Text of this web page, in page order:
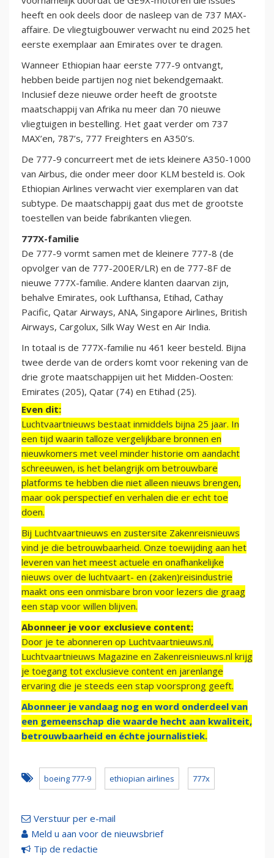
heeft en ook deels door de nasleep van de 737 MAX-
affaire. De vliegtuigbouwer verwacht nu eind 2025 het
eerste exemplaar aan Emirates over te dragen.
Wanneer Ethiopian haar eerste 777-9 ontvangt,
hebben beide partijen nog niet bekendgemaakt.
Inclusief deze nieuwe order heeft de grootste
maatschappij van Afrika nu meer dan 70 nieuwe
vliegtuigen in bestelling. Het gaat verder om 737
MAX’en, 787’s, 777 Freighters en A350’s.
De 777-9 concurreert met de iets kleinere A350-1000
van Airbus, die onder meer door KLM besteld is. Ook
Ethiopian Airlines verwacht vier exemplaren van dat
subtype. De maatschappij gaat dus met de grootste
toestellen van beide fabrikanten vliegen.
777X-familie
De 777-9 vormt samen met de kleinere 777-8 (de
opvolger van de 777-200ER/LR) en de 777-8F de
nieuwe 777X-familie. Andere klanten daarvan zijn,
behalve Emirates, ook Lufthansa, Etihad, Cathay
Pacific, Qatar Airways, ANA, Singapore Airlines, British
Airways, Cargolux, Silk Way West en Air India.
In totaal is de 777X-familie nu 461 keer besteld. Bijna
twee derde van de orders komt voor rekening van de
drie grote maatschappijen uit het Midden-Oosten:
Emirates (205), Qatar (74) en Etihad (25).
Even dit:
Luchtvaartnieuws bestaat inmiddels bijna 25 jaar. In
een tijd waarin talloze vergelijkbare bronnen en
nieuwkomers met veel minder historie om aandacht
schreeuwen, is het belangrijk om betrouwbare
platforms te hebben die niet alleen nieuws brengen,
maar ook perspectief en verhalen die er echt toe
doen.
Bij Luchtvaartnieuws en zustersite Zakenreisnieuws
vind je die betrouwbaarheid. Onze toewijding aan het
leveren van het meest actuele en onafhankelijke
nieuws over de luchtvaart- en (zaken)reisindustrie
maakt ons een onmisbare bron voor lezers die graag
een stap voor willen blijven.
Abonneer je voor exclusieve content:
Door je te abonneren op Luchtvaartnieuws.nl,
Luchtvaartnieuws Magazine en Zakenreisnieuws.nl krijg
je toegang tot exclusieve content en jarenlange
ervaring die je steeds een stap voorsprong geeft.
Abonneer je vandaag nog en word onderdeel van
een gemeenschap die waarde hecht aan kwaliteit,
betrouwbaarheid en échte journalistiek.
boeing 777-9 ethiopian airlines 777x
Verstuur per e-mail
Meld u aan voor de nieuwsbrief
Tip de redactie